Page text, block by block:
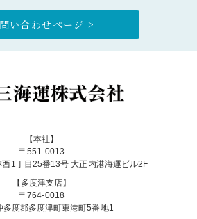
い合わせページ >
【本社】
〒551-0013
西1丁目25番13号 大正内港海運ビル2F
【多度津支店】
〒764-0018
多度郡多度津町東港町5番地1